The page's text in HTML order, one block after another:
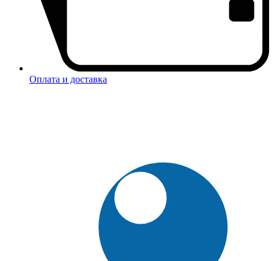
Оплата и доставка